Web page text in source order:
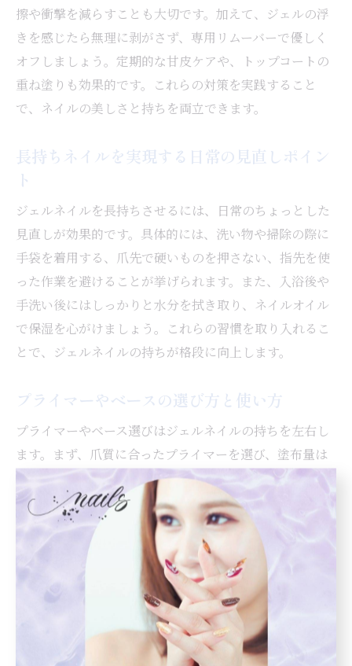
擦や衝撃を減らすことも大切です。加えて、ジェルの浮
きを感じたら無理に剥がさず、専用リムーバーで優しく
オフしましょう。定期的な甘皮ケアや、トップコートの
重ね塗りも効果的です。これらの対策を実践すること
で、ネイルの美しさと持ちを両立できます。
長持ちネイルを実現する日常の見直しポイン
ト
ジェルネイルを長持ちさせるには、日常のちょっとした
見直しが効果的です。具体的には、洗い物や掃除の際に
手袋を着用する、爪先で硬いものを押さない、指先を使
った作業を避けることが挙げられます。また、入浴後や
手洗い後にはしっかりと水分を拭き取り、ネイルオイル
で保湿を心がけましょう。これらの習慣を取り入れるこ
とで、ジェルネイルの持ちが格段に向上します。
プライマーやベースの選び方と使い方
プライマーやベース選びはジェルネイルの持ちを左右し
ます。まず、爪質に合ったプライマーを選び、塗布量は
ごく薄く均一にするのがポイントです。ベースジェルは
爪全体にムラなく塗り、爪先までしっかりコーティング
しましょう。セルフ派の方は、メーカーの推奨するプラ
イマーやベースを使うことで、持ちの良さが安定しやす
くなります。正しい選び方と使い方をマスターすれば、
ネイルの剥がれや浮きが防げます。
取れやすいネイルを防ぐ生活習慣のヒント